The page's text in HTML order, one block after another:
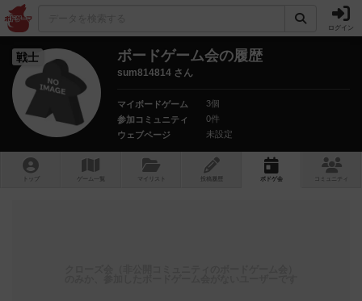
ログイン
戦士 ボードゲーム会の履歴
sum814814 さん
マイボードゲーム
3個
参加コミュニティ
0件
ウェブページ
未設定
トップ ゲーム一覧 マイリスト 投稿履歴 ボ ドゲ会 コミュニティ